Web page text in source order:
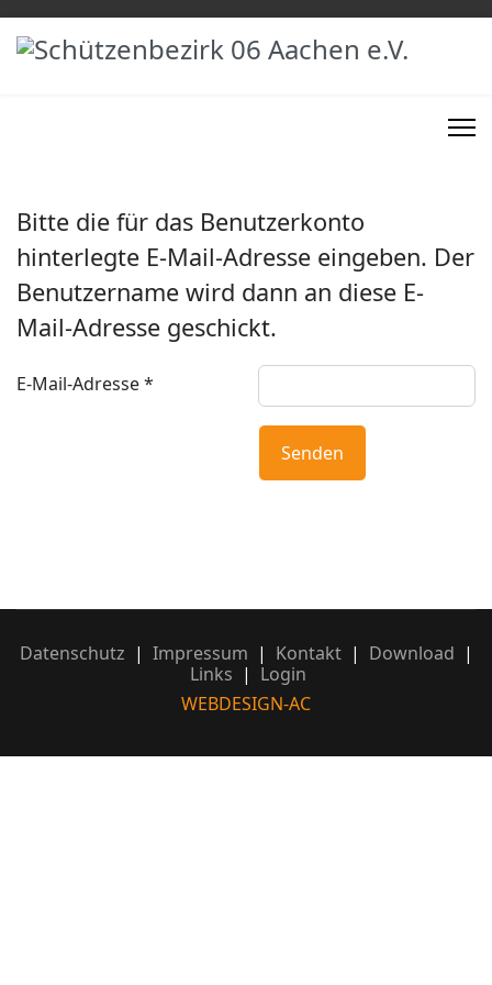
Bitte die für das Benutzerkonto
hinterlegte E-Mail-Adresse eingeben. Der
Benutzername wird dann an diese E-
Mail-Adresse geschickt.
E-Mail-Adresse*
Senden
Datenschutz | Impressum | Kontakt| Download |
Links | Login
WEBDESIGN-AC